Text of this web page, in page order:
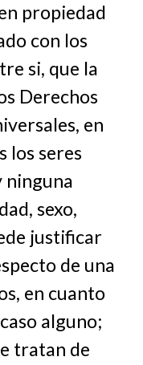
propiedad
con los
si, que la
Derechos
en
los seres
ninguna
sexo,
justificar
de una
en cuanto
alguno;
tratan de